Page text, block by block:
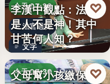
今天 07:30
法官過勞
文字
李漢中觀點：法官
是人不是神！其中
甘苦何人知？
♡
今天 07:30
父母幫小孩繳保費
♡